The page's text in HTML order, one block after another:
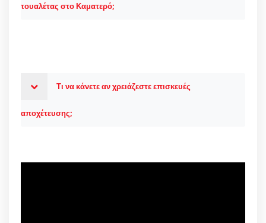
τουαλέτας στο Καματερό;
Τι να κάνετε αν χρειάζεστε επισκευές
αποχέτευσης;